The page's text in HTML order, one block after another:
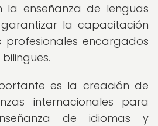
la enseñanza de lenguas
la capacitación
encargados
es la creación de
internacionales para
de idiomas y